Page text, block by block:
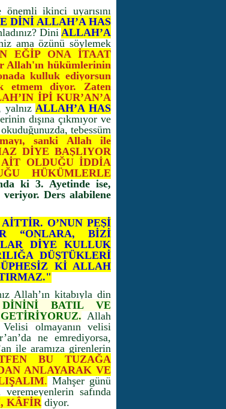
ikinci uyarısını
DİNİ ALLAH’A HAS
Dini ALLAH’A
ama özünü söylemek
EĞİP ONA İTAAT
Allah'ın hükümlerinin
kulluk ediyorsun
etmem diyor. Zaten
İPİ KUR’AN’A
yalnız ALLAH’A HAS
dışına çıkmıyor ve
okuduğunuzda, tebessüm
sanki Allah ile
DİYE BAŞLIYOR
OLDUĞU İDDİA
HÜKÜMLERLE
ki 3. Ayetinde ise,
veriyor. Ders alabilene
O’NUN PEŞİ
“ONLARA, BİZİ
DİYE KULLUK
DÜŞTÜKLERİ
Kİ ALLAH
Allah’ın kitabıyla din
BATIL VE
. Allah
olmayanın velisi
ne emrediyorsa,
ile aramıza girenlerin
BU TUZAĞA
ANLAYARAK VE
. Mahşer günü
safında
KÂFİR diyor.